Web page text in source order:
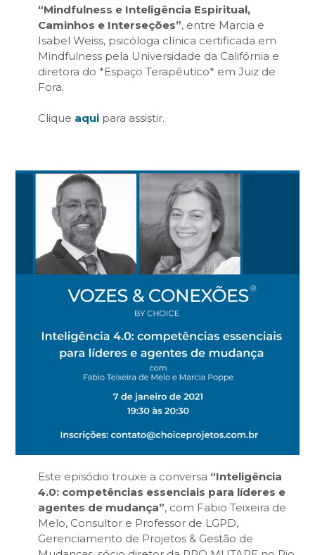
“Mindfulness e Inteligência Espiritual,
Caminhos e Interseções”, entre Marcia e
Isabel Weiss, psicóloga clínica certificada em
Mindfulness pela Universidade da Califórnia e
diretora do *Espaço Terapêutico* em Juiz de
Fora.
Clique aqui para assistir.
Este episódio trouxe a conversa “Inteligência
4.0: competências essenciais para líderes e
agentes de mudança”, com Fabio Teixeira de
Melo, Consultor e Professor de LGPD,
Gerenciamento de Projetos & Gestão de